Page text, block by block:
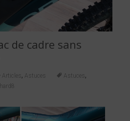
de cadre sans
Articles , Astuces Astuces ,